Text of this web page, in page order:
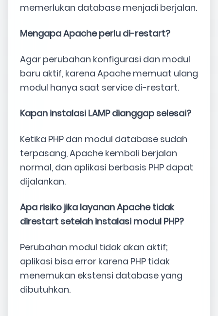
memerlukan database menjadi berjalan.
Mengapa Apache perlu di-restart?
Agar perubahan konfigurasi dan modul
baru aktif, karena Apache memuat ulang
modul hanya saat service di-restart.
Kapan instalasi LAMP dianggap selesai?
Ketika PHP dan modul database sudah
terpasang, Apache kembali berjalan
normal, dan aplikasi berbasis PHP dapat
dijalankan.
Apa risiko jika layanan Apache tidak
direstart setelah instalasi modul PHP?
Perubahan modul tidak akan aktif;
aplikasi bisa error karena PHP tidak
menemukan ekstensi database yang
dibutuhkan.